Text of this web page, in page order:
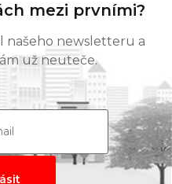
mezi prvními?
našeho newsletteru a
už neuteče.